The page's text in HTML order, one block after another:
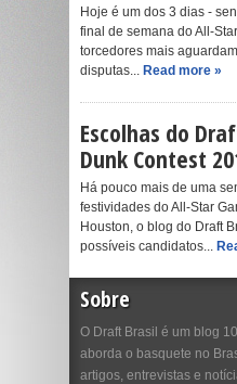
Hoje é um dos 3 dias -
final de semana do All-
torcedores mais
disputas... Read more »
Escolhas do
Dunk Contest
Há pouco mais de uma
festividades do All-Star
Houston, o blog do Draft
possíveis candidatos...
Sobre
O Draft Brasil é um blog
aborda o basquete no
artigos, entrevistas e